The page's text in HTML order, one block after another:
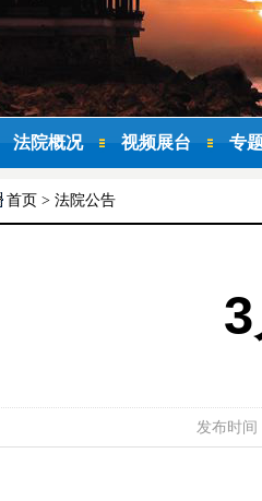
法院概况 视频展台 专
首页 > 法院公告
发布时